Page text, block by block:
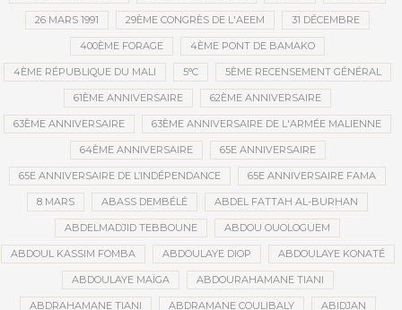
26 MARS 1991 29ÈME CONGRÈS DE L'AEEM 31 DÉCEMBRE
400ÈME FORAGE 4ÈME PONT DE BAMAKO
4ÈME RÉPUBLIQUE DU MALI 5°C 5ÈME RECENSEMENT GÉNÉRAL
61ÈME ANNIVERSAIRE 62ÈME ANNIVERSAIRE
63ÈME ANNIVERSAIRE 63ÈME ANNIVERSAIRE DE L'ARMÉE MALIENNE
64ÈME ANNIVERSAIRE 65E ANNIVERSAIRE
65E ANNIVERSAIRE DE L’INDÉPENDANCE 65E ANNIVERSAIRE FAMA
8 MARS ABASS DEMBÉLÉ ABDEL FATTAH AL-BURHAN
ABDELMADJID TEBBOUNE ABDOU OUOLOGUEM
ABDOUL KASSIM FOMBA ABDOULAYE DIOP ABDOULAYE KONATÉ
ABDOULAYE MAÏGA ABDOURAHAMANE TIANI
ABDRAHAMANE TIANI ABDRAMANE COULIBALY ABIDJAN